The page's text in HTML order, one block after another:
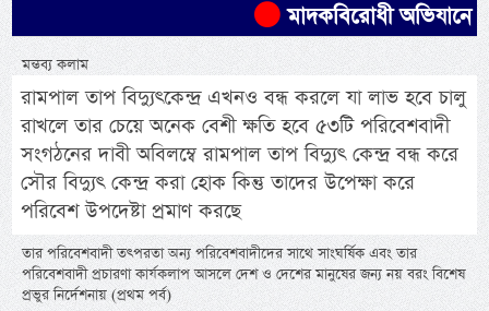
মাদকবিরোধী অভিযানে এক
মন্তব্য কলাম
রামপাল তাপ বিদ্যুৎকেন্দ্র এখনও বন্ধ করলে যা লাভ হবে চালু
রাখলে তার চেয়ে অনেক বেশী ক্ষতি হবে ৫৩টি পরিবেশবাদী
সংগঠনের দাবী অবিলম্বে রামপাল তাপ বিদ্যুৎ কেন্দ্র বন্ধ করে
সৌর বিদ্যুৎ কেন্দ্র করা হোক কিন্তু তাদের উপেক্ষা করে
পরিবেশ উপদেষ্টা প্রমাণ করছে
তার পরিবেশবাদী তৎপরতা অন্য পরিবেশবাদীদের সাথে সাংঘর্ষিক এবং তার
পরিবেশবাদী প্রচারণা কার্যকলাপ আসলে দেশ ও দেশের মানুষের জন্য নয় বরং বিশেষ
প্রভুর নির্দেশনায় (প্রথম পর্ব)